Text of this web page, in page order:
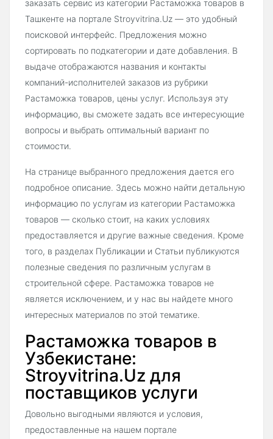
заказать сервис из категории Растаможка товаров в
Ташкенте на портале Stroyvitrina.Uz — это удобный
поисковой интерфейс. Предложения можно
сортировать по подкатегории и дате добавления. В
выдаче отображаются названия и контакты
компаний-исполнителей заказов из рубрики
Растаможка товаров, цены услуг. Используя эту
информацию, вы сможете задать все интересующие
вопросы и выбрать оптимальный вариант по
стоимости.
На странице выбранного предложения дается его
подробное описание. Здесь можно найти детальную
информацию по услугам из категории Растаможка
товаров — сколько стоит, на каких условиях
предоставляется и другие важные сведения. Кроме
того, в разделах Публикации и Статьи публикуются
полезные сведения по различным услугам в
строительной сфере. Растаможка товаров не
является исключением, и у нас вы найдете много
интересных материалов по этой тематике.
Растаможка товаров в
Узбекистане:
Stroyvitrina.Uz для
поставщиков услуги
Довольно выгодными являются и условия,
предоставленные на нашем портале